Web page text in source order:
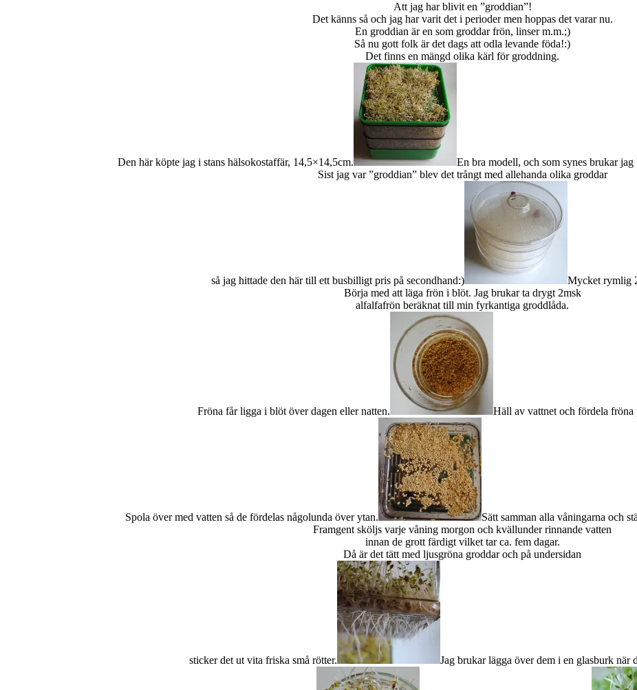
Att jag har blivit en ”groddian”!
Det känns så och jag har varit det i perioder men hoppas det varar nu.
En groddian är en som groddar frön, linser m.m.;)
Så nu gott folk är det dags att odla levande föda!:)
Det finns en mängd olika kärl för groddning.
Den här köpte jag i stans hälsokostaffär, 14,5×14,5cm.
En bra modell, och som synes brukar
Sist jag var ”groddian” blev det trångt med allehanda olika groddar
så jag hittade den här till ett busbilligt pris på secondhand:)
Mycket rymlig
Börja med att läga frön i blöt. Jag brukar ta drygt 2msk
alfalfafrön beräknat till min fyrkantiga groddlåda.
Fröna får ligga i blöt över dagen eller natten. Häll av vattnet och fördela fröna
Spola över med vatten så de fördelas någolunda över ytan.
Sätt samman alla våningarna och
Framgent sköljs varje våning morgon och kvällunder rinnande vatten
innan de grott färdigt vilket tar ca. fem dagar.
Då är det tätt med ljusgröna groddar och på undersidan
sticker det ut vita friska små rötter. Jag brukar lägga över dem i en glasburk när